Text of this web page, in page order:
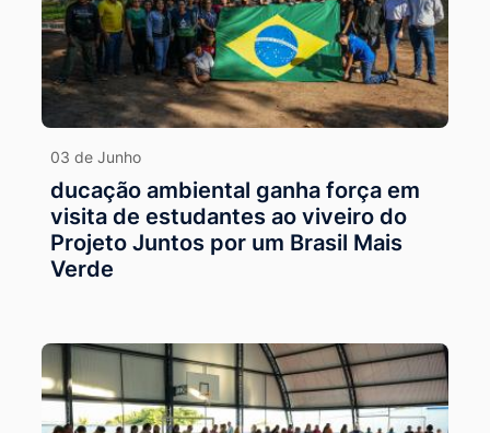
03 de Junho
ducação ambiental ganha força em
visita de estudantes ao viveiro do
Projeto Juntos por um Brasil Mais
Verde